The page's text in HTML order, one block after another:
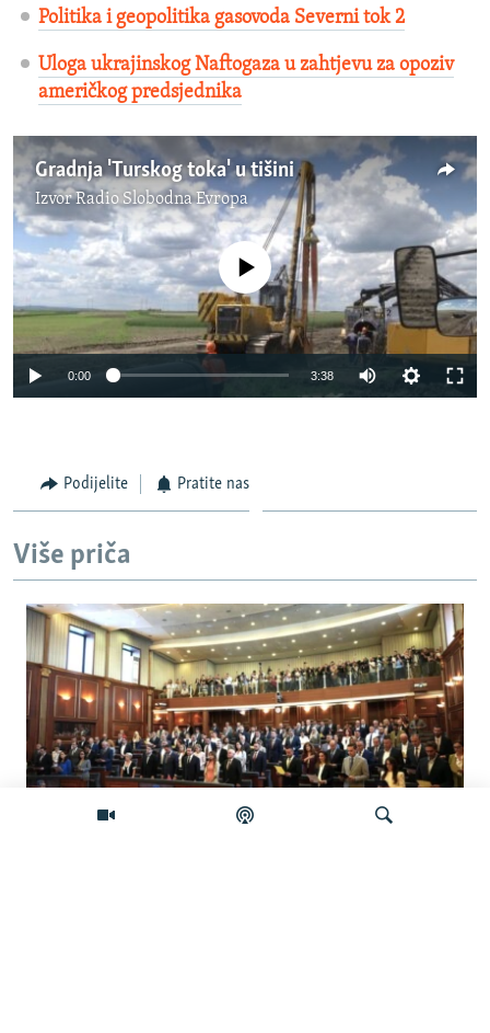
Politika i geopolitika gasovoda Severni tok 2
Uloga ukrajinskog Naftogaza u zahtjevu za opoziv
američkog predsjednika
Gradnja 'Turskog toka' u tišini
IzvorRadio Slobodna Evropa
No media source currently available
0:00 3:38
Podijelite Pratite nas
Više priča